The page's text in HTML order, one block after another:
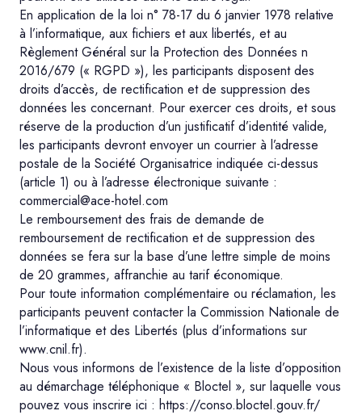
En application de la loi n° 78-17 du 6 janvier 1978 relative
à l’informatique, aux fichiers et aux libertés, et au
Règlement Général sur la Protection des Données n
2016/679 (« RGPD »), les participants disposent des
droits d’accès, de rectification et de suppression des
données les concernant. Pour exercer ces droits, et sous
réserve de la production d’un justificatif d’identité valide,
les participants devront envoyer un courrier à l’adresse
postale de la Société Organisatrice indiquée ci-dessus
(article 1) ou à l’adresse électronique suivante :
commercial@ace-hotel.com
Le remboursement des frais de demande de
remboursement de rectification et de suppression des
données se fera sur la base d’une lettre simple de moins
de 20 grammes, affranchie au tarif économique.
Pour toute information complémentaire ou réclamation, les
participants peuvent contacter la Commission Nationale de
l’informatique et des Libertés (plus d’informations sur
www.cnil.fr).
Nous vous informons de l’existence de la liste d’opposition
au démarchage téléphonique « Bloctel », sur laquelle vous
pouvez vous inscrire ici : https://conso.bloctel.gouv.fr/